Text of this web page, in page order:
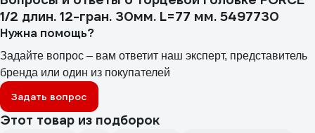
1/2 длин. 12-гран. 30мм. L=77 мм. 5497730
Нужна помощь?
Задайте вопрос – вам ответит наш эксперт, представитель
бренда или один из покупателей
Задать вопрос
Этот товар из подборок